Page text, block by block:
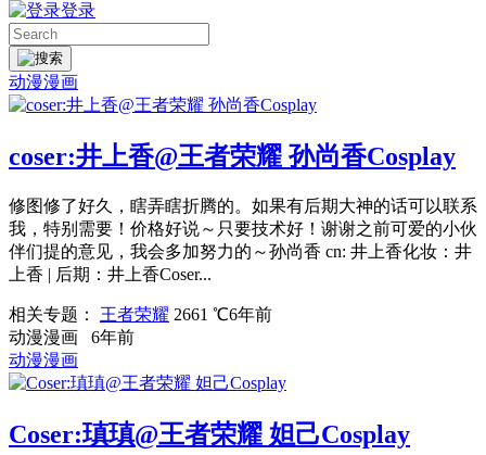
登录
动漫漫画
coser:井上香@王者荣耀 孙尚香Cosplay
修图修了好久，瞎弄瞎折腾的。如果有后期大神的话可以联系
我，特别需要！价格好说～只要技术好！谢谢之前可爱的小伙
伴们提的意见，我会多加努力的～孙尚香 cn: 井上香化妆：井
上香 | 后期：井上香Coser...
相关专题： 王者荣耀 2661 ℃6年前
动漫漫画
6年前
动漫漫画
Coser:瑱瑱@王者荣耀 妲己Cosplay